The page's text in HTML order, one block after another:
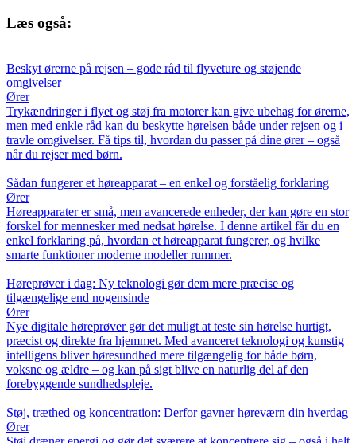
Læs også:
Beskyt ørerne på rejsen – gode råd til flyveture og støjende
omgivelser
Ører
Trykændringer i flyet og støj fra motorer kan give ubehag for ørerne,
men med enkle råd kan du beskytte hørelsen både under rejsen og i
travle omgivelser. Få tips til, hvordan du passer på dine ører – også
når du rejser med børn.
Sådan fungerer et høreapparat – en enkel og forståelig forklaring
Ører
Høreapparater er små, men avancerede enheder, der kan gøre en stor
forskel for mennesker med nedsat hørelse. I denne artikel får du en
enkel forklaring på, hvordan et høreapparat fungerer, og hvilke
smarte funktioner moderne modeller rummer.
Høreprøver i dag: Ny teknologi gør dem mere præcise og
tilgængelige end nogensinde
Ører
Nye digitale høreprøver gør det muligt at teste sin hørelse hurtigt,
præcist og direkte fra hjemmet. Med avanceret teknologi og kunstig
intelligens bliver høresundhed mere tilgængelig for både børn,
voksne og ældre – og kan på sigt blive en naturlig del af den
forebyggende sundhedspleje.
Støj, træthed og koncentration: Derfor gavner høreværn din hverdag
Ører